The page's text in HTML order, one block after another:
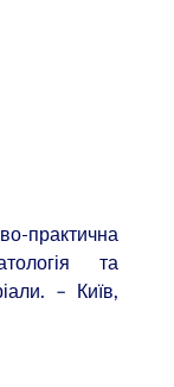
та
– Київ,